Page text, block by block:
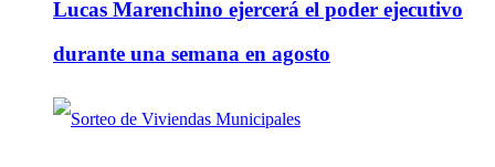
Lucas Marenchino ejercerá el poder ejecutivo
durante una semana en agosto